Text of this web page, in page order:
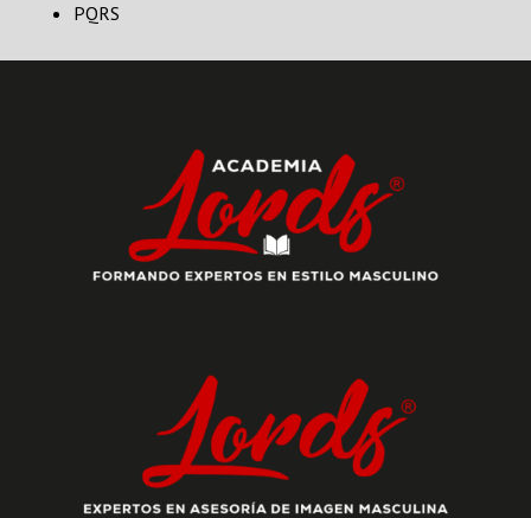
PQRS